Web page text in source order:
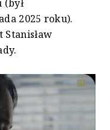
(był
2025 roku).